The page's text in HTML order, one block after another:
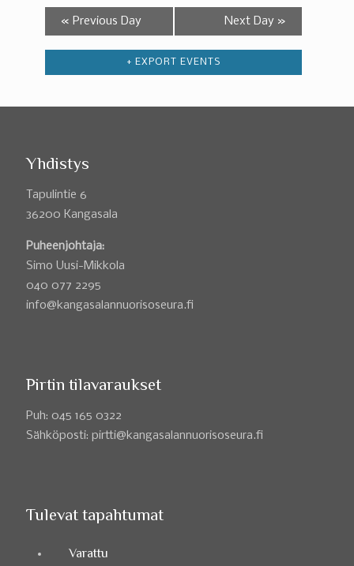
« Previous Day Next Day »
+ EXPORT EVENTS
Yhdistys
Tapulintie 6
36200 Kangasala
Puheenjohtaja:
Simo Uusi-Mikkola
040 077 2295
info@kangasalannuorisoseura.fi
Pirtin tilavaraukset
Puh: 045 165 0322
Sähköposti: pirtti@kangasalannuorisoseura.fi
Tulevat tapahtumat
Varattu